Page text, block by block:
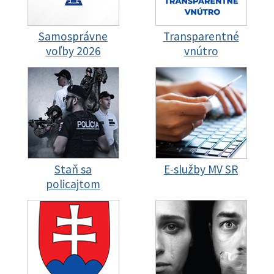
Samosprávne
voľby 2026
Transparentné
vnútro
Staň sa
policajtom
E-služby MV SR